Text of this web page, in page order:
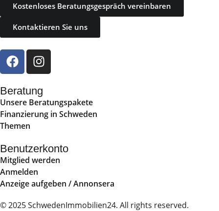
Kostenloses Beratungsgespräch vereinbaren
Kontaktieren Sie uns
Beratung
Unsere Beratungspakete
Finanzierung in Schweden
Themen
Benutzerkonto
Mitglied werden
Anmelden
Anzeige aufgeben / Annonsera
© 2025 SchwedenImmobilien24. All rights reserved.